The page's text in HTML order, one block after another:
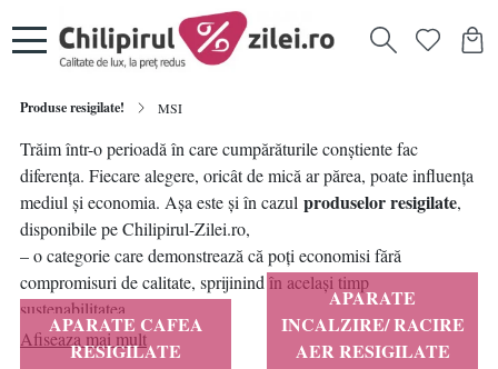
Produse resigilate! MSI
Trăim într-o perioadă în care cumpărăturile conștiente fac
diferența. Fiecare alegere, oricât de mică ar părea, poate influența
mediul și economia. Așa este și în cazul produselor resigilate,
disponibile pe Chilipirul-Zilei.ro,
– o categorie care demonstrează că poți economisi fără
compromisuri de calitate, sprijinind în același timp
sustenabilitatea.
💚 Mici gesturi. Impact mare. Așa începe schimbarea.
Afiseaza mai mult
APARATE CAFEA
RESIGILATE
APARATE
INCALZIRE/ RACIRE
AER RESIGILATE